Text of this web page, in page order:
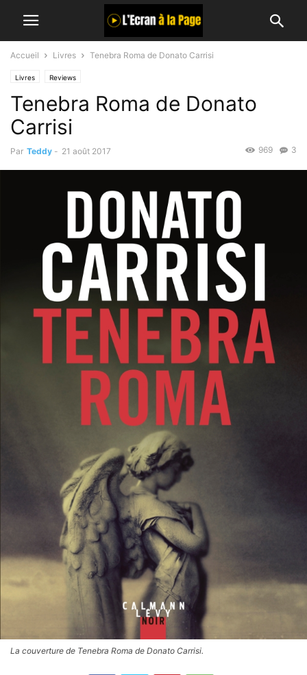
Accueil Livres Tenebra Roma de Donato Carrisi
Livres Reviews
Tenebra Roma de Donato
Carrisi
Par Teddy - 21 août 2017 3
969
La couverture de Tenebra Roma de Donato Carrisi.